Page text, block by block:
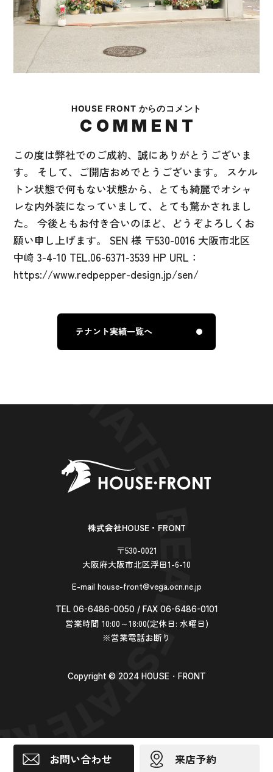
お問い合わせ 来店予約
HOUSE FRONT からのコメント
COMMENT
この度は弊社でのご成約、誠にありがとうございま
す。 そして、ご開店おめでとうございます。 スケル
トン状態で何もない状態から、とても綺麗でオシャ
レな内外装になっていまして、とても驚かされまし
た。 今後ともお付き合いのほど、どうぞよろしくお
願い申し上げます。 SEN 様 〒530-0016 大阪市北区
中崎 3-4-10 TEL.06-6371-3539 HP URL：
https://www.redpepper-design.jp/sen/
テナント実績一覧へ
株式会社HOUSE・FRONT
〒530-0021
大阪府大阪市北区浮田1-6-10
E-mail house-front@vega.ocn.ne.jp
TEL 06-6486-0050 / FAX 06-6486-0101
営業時間 10:00～18:00(定休日: 水曜日)
※営業電話お断り
Copyright ©︎ 2024 HOUSE・FRONT